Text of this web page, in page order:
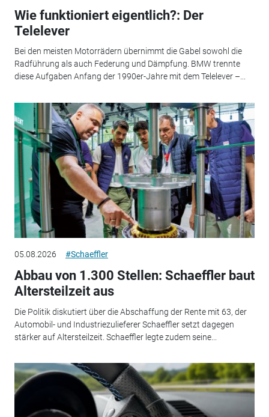
Wie funktioniert eigentlich?: Der
Telelever
Bei den meisten Motorrädern übernimmt die Gabel sowohl die
Radführung als auch Federung und Dämpfung. BMW trennte
diese Aufgaben Anfang der 1990er-Jahre mit dem Telelever –...
05.08.2026 #Schaeffler
Abbau von 1.300 Stellen: Schaeffler baut
Altersteilzeit aus
Die Politik diskutiert über die Abschaffung der Rente mit 63, der
Automobil- und Industriezulieferer Schaeffler setzt dagegen
stärker auf Altersteilzeit. Schaeffler legte zudem seine...